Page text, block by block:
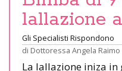
lallazione
Gli Specialisti Rispondono
di Dottoressa Angela Raimo
La lallazione iniza in